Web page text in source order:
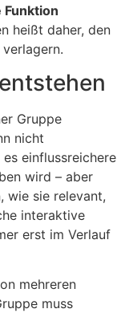
Funktion
heißt daher, den
Gruppe
nicht
einflussreichere
wird – aber
wie sie relevant,
interaktive
erst im Verlauf
mehreren
muss